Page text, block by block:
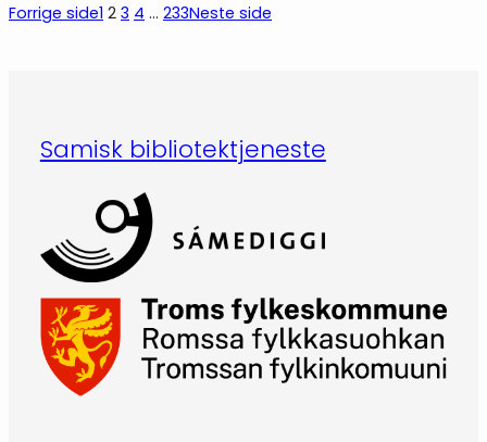
Forrige side1 2 3 4 … 233Neste side
Samisk bibliotektjeneste